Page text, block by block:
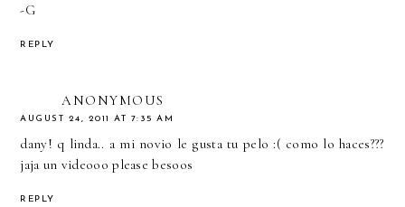
-G
REPLY
ANONYMOUS
AUGUST 24, 2011 AT 7:35 AM
dany! q linda.. a mi novio le gusta tu pelo :( como lo haces???
jaja un videooo please besoos
REPLY